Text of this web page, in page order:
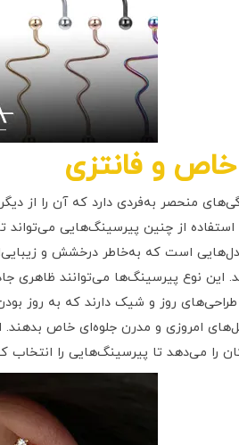
و فانتزی
منحصر به‌فردی دارد که آن را از
از چنین پیرسینگ‌هایی می‌تواند
است که به‌خاطر درخشش و
این نوع پیرسینگ‌ها می‌توانند ظاهری
روز و شیک دارند که به روز
امروزی و مدرن جلوه‌ای خاص
را می‌دهد تا پیرسینگ‌هایی را